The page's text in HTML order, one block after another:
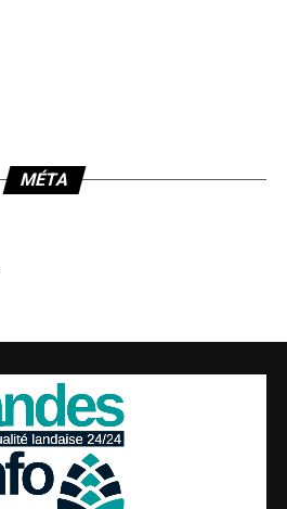
MÉTA